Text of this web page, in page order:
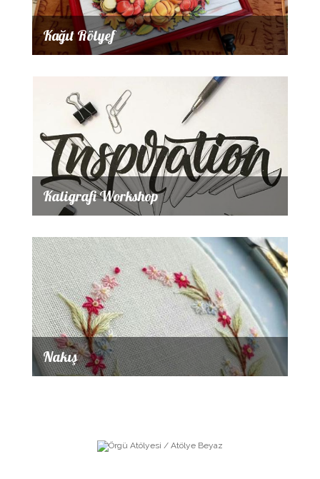
Kağıt Rölyef
Kaligrafi Workshop
Nakış